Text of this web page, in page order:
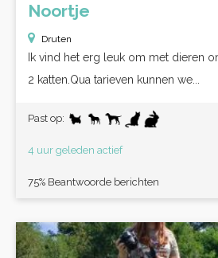
Noortje
Druten
Ik vind het erg leuk om met dieren
2 katten.Qua tarieven kunnen we...
Past op:
4 uur geleden actief
75% Beantwoorde berichten